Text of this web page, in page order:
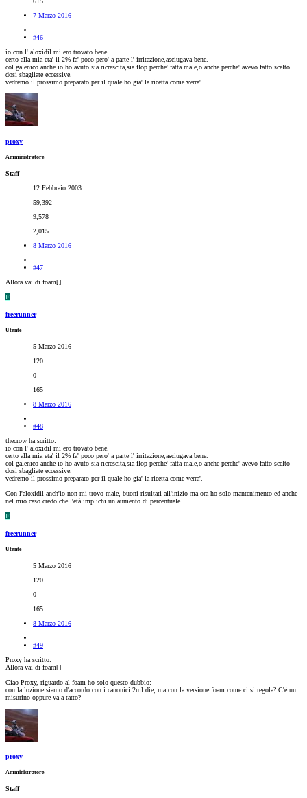
7 Marzo 2016
#46
io con l' aloxidil mi ero trovato bene.
certo alla mia eta' il 2% fa' poco pero' a parte l' irritazione,asciugava bene.
col galenico anche io ho avuto sia ricrescita,sia flop perche' fatta male,o anche perche' avevo fatto scelto
dosi sbagliate eccessive.
vedremo il prossimo preparato per il quale ho gia' la ricetta come verra'.
proxy
Amministratore
Staff
12 Febbraio 2003
59,392
9,578
2,015
8 Marzo 2016
#47
Allora vai di foam[]
F
freerunner
Utente
5 Marzo 2016
120
0
165
8 Marzo 2016
#48
thecrow ha scritto:
io con l' aloxidil mi ero trovato bene.
certo alla mia eta' il 2% fa' poco pero' a parte l' irritazione,asciugava bene.
col galenico anche io ho avuto sia ricrescita,sia flop perche' fatta male,o anche perche' avevo fatto scelto
dosi sbagliate eccessive.
vedremo il prossimo preparato per il quale ho gia' la ricetta come verra'.
Con l'aloxidil anch'io non mi trovo male, buoni risultati all'inizio ma ora ho solo mantenimento ed anche
nel mio caso credo che l'età implichi un aumento di percentuale.
F
freerunner
Utente
5 Marzo 2016
120
0
165
8 Marzo 2016
#49
Proxy ha scritto:
Allora vai di foam[]
Ciao Proxy, riguardo al foam ho solo questo dubbio:
con la lozione siamo d'accordo con i canonici 2ml die, ma con la versione foam come ci si regola? C'è un
misurino oppure va a tatto?
proxy
Amministratore
Staff